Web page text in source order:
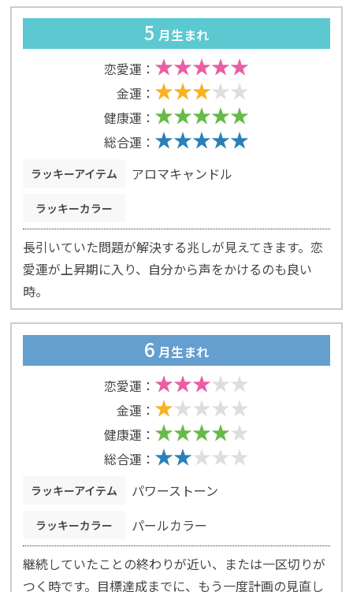
5 月生まれ
恋愛運：
金運：
健康運：
総合運：
ラッキーアイテム アロマキャンドル
ラッキーカラー
長引いていた問題が解決する兆しが見えてきます。恋
愛運が上昇期に入り、自分から声をかけるのも良い
時。
6 月生まれ
恋愛運：
金運：
健康運：
総合運：
ラッキーアイテム パワーストーン
ラッキーカラー パールカラー
継続していたことの終わりが近い、または一区切りが
つく時です。目標達成までに、もう一度計画の見直し